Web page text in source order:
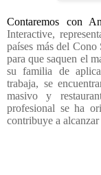
Contaremos con
Interactive,
países más del
para que saquen el
su familia de
trabaja, se
masivo y
profesional se ha
contribuye a